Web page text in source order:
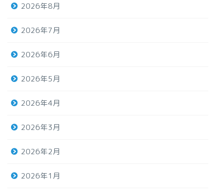
2026年8月
2026年7月
2026年6月
2026年5月
2026年4月
2026年3月
2026年2月
2026年1月